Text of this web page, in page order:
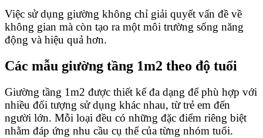
Việc sử dụng giường không chỉ giải quyết vấn đề về
không gian mà còn tạo ra một môi trường sống năng
động và hiệu quả hơn.
Các mẫu giường tầng 1m2 theo độ tuổi
Giường tầng 1m2 được thiết kế đa dạng để phù hợp với
nhiều đối tượng sử dụng khác nhau, từ trẻ em đến
người lớn. Mỗi loại đều có những đặc điểm riêng biệt
nhằm đáp ứng nhu cầu cụ thể của từng nhóm tuổi.